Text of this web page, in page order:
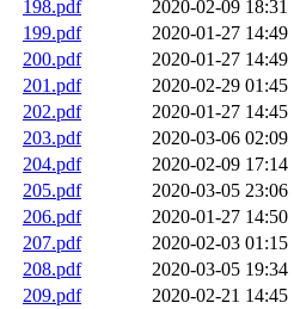
198.pdf
2020-02-09 18:31
199.pdf
2020-01-27 14:49
200.pdf
2020-01-27 14:49
201.pdf
2020-02-29 01:45
202.pdf
2020-01-27 14:45
203.pdf
2020-03-06 02:09
204.pdf
2020-02-09 17:14
205.pdf
2020-03-05 23:06
206.pdf
2020-01-27 14:50
207.pdf
2020-02-03 01:15
208.pdf
2020-03-05 19:34
209.pdf
2020-02-21 14:45